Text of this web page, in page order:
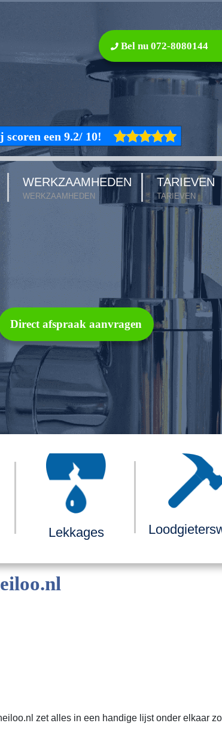
Bel nu 072-8080144
WERKZAAMHEDEN
WERKZAAMHEDEN
TARIEVEN
TARIEVEN
Direct afspraak aanvragen
Lekkages
zet alles in een handige lijst onder elkaar